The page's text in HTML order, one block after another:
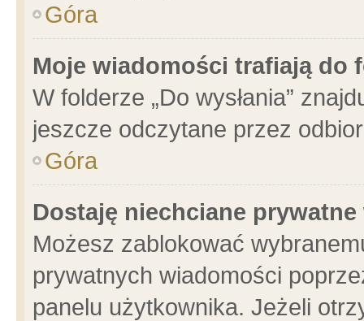
Góra
Moje wiadomości trafiają do
W folderze „Do wysłania”
jeszcze odczytane przez
Góra
Dostaję niechciane
Możesz zablokować
prywatnych wiadomości
panelu użytkownika. Jeżeli